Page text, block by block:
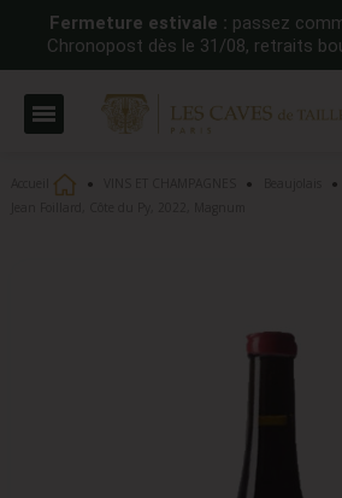
Fermeture estivale : passez
Chronopost dès le 31/08, retraits